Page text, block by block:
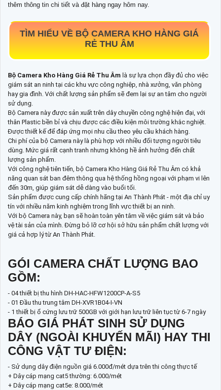
thêm thông tin chi tiết và đặt hàng ngay hôm nay.
TÌM HIỂU VỀ BỘ CAMERA KHO HÀNG GIÁ
RẺ THU ÂM
Bộ Camera Kho Hàng Giá Rẻ Thu Âm là sự lựa chọn đầy đủ cho việc
giám sát an ninh tại các khu vực công nghiệp, nhà xưởng, văn phòng
hay gia đình. Với chất lượng sản phẩm sẽ đem lại sự an tâm cho người
sử dụng.
Bộ Camera này được sản xuất trên dây chuyền công nghệ hiện đại, với
thân Plastic bền bỉ và chịu được các điều kiện môi trường khắc nghiệt.
Được thiết kế để đáp ứng mọi nhu cầu theo yêu cầu khách hàng.
Chi phí của bộ Camera này là phù hợp với nhiều đối tượng người tiêu
dùng. Mức giá rất cạnh tranh nhưng không hề ảnh hưởng đến chất
lượng sản phẩm.
Với công nghệ tiên tiến, bộ Camera Kho Hàng Giá Rẻ Thu Âm có khả
năng quan sát ban đêm thông qua hệ thống hồng ngoại với phạm vi lên
đến 30m, giúp giám sát dễ dàng vào buổi tối.
Sản phẩm được cung cấp chính hãng tại An Thành Phát - một địa chỉ uy
tín với nhiều năm kinh nghiệm trong lĩnh vực thiết bị an ninh.
Với bộ Camera này, bạn sẽ hoàn toàn yên tâm về việc giám sát và bảo
vệ tài sản của mình. Đừng bỏ lỡ cơ hội sở hữu sản phẩm chất lượng với
giá cả hợp lý từ An Thành Phát.
GÓI CAMERA CHẤT LƯỢNG BAO
GỒM:
- 04 thiết bị thu hình DH-HAC-HFW1200CP-A-S5
- 01 Đầu thu trung tâm DH-XVR1B04-I-VN
- 1 thiết bị ổ cứng lưu trữ 500GB với giới hạn lưu trữ liên tục từ 6-7 ngày
BÁO GIÁ PHÁT SINH SỬ DỤNG
DÂY (NGOÀI KHUYẾN MÃI) HAY THI
CÔNG VẬT TƯ ĐIỆN:
- Sử dụng dây điện nguồn giá 6.000đ/mét dựa trên thi công thực tế
+ Dây cáp mạng cat5 thường: 6.000/mét
+ Dây cáp mạng cat5e: 8.000/mét